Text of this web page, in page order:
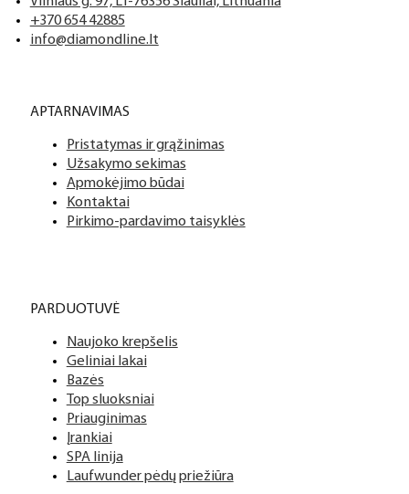
Mes siūlome tik aukščiausios kokybės produktus nagams,
Platus prekių katalogas
Turime daugiau nei 3000 produktų visiems Jūsų poreikiams
PDF katalogas
Vilniaus g. 97, LT-76356 Šiauliai, Lithuania
+370 654 42885
Pristatymas ir grąžinimas
Užsakymo sekimas
Apmokėjimo būdai
Kontaktai
Naujoko krepšelis
Geliniai lakai
Bazės
Top sluoksniai
Priauginimas
Įrankiai
SPA linija